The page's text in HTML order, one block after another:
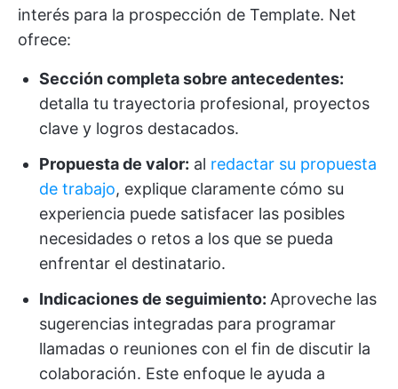
interés para la prospección de Template. Net
ofrece:
Sección completa sobre antecedentes:
detalla tu trayectoria profesional, proyectos
clave y logros destacados.
Propuesta de valor: al redactar su propuesta
de trabajo, explique claramente cómo su
experiencia puede satisfacer las posibles
necesidades o retos a los que se pueda
enfrentar el destinatario.
Indicaciones de seguimiento: Aproveche las
sugerencias integradas para programar
llamadas o reuniones con el fin de discutir la
colaboración. Este enfoque le ayuda a